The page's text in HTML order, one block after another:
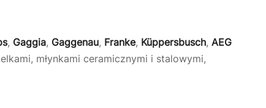
, Gaggia, Gaggenau, Franke, Küppersbusch, AEG
młynkami ceramicznymi i stalowymi,